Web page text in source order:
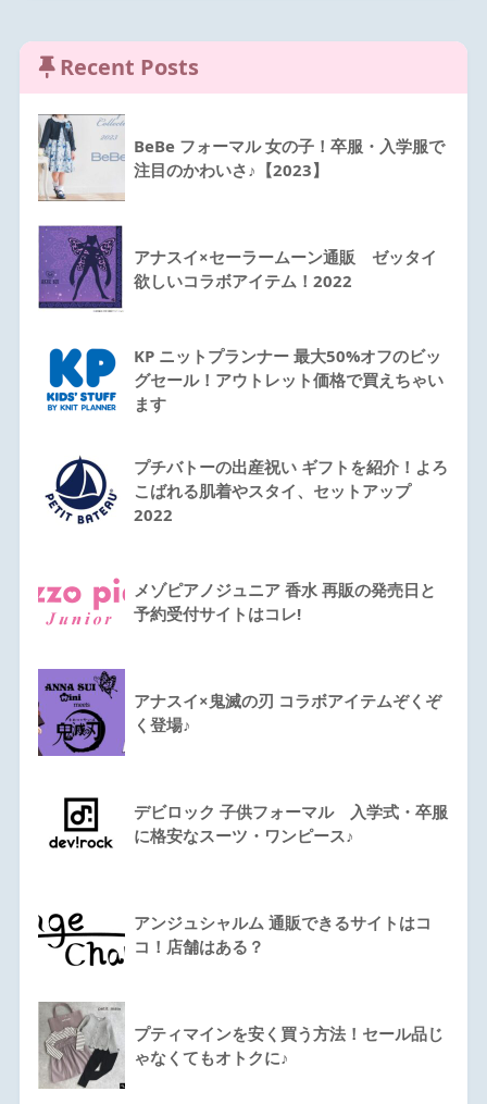
Recent Posts
BeBe フォーマル 女の子！卒服・入学服で
注目のかわいさ♪【2023】
アナスイ×セーラームーン通販 ゼッタイ
欲しいコラボアイテム！2022
KP ニットプランナー 最大50%オフのビッ
グセール！アウトレット価格で買えちゃい
ます
プチバトーの出産祝い ギフトを紹介！よろ
こばれる肌着やスタイ、セットアップ
2022
メゾピアノジュニア 香水 再販の発売日と
予約受付サイトはコレ!
アナスイ×鬼滅の刃 コラボアイテムぞくぞ
く登場♪
デビロック 子供フォーマル 入学式・卒服
に格安なスーツ・ワンピース♪
アンジュシャルム 通販できるサイトはコ
コ！店舗はある？
プティマインを安く買う方法！セール品じ
ゃなくてもオトクに♪